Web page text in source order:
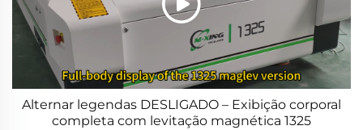
Alternar legendas DESLIGADO – Exibição corporal
completa com levitação magnética 1325